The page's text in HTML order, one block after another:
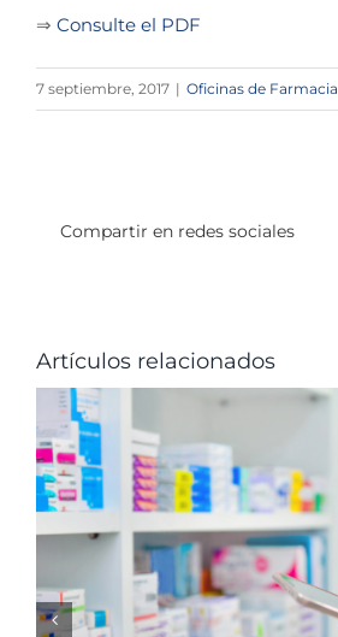
⇒ Consulte el PDF
7 septiembre, 2017 | Oficinas de Farmacia
Compartir en redes sociales
Artículos relacionados